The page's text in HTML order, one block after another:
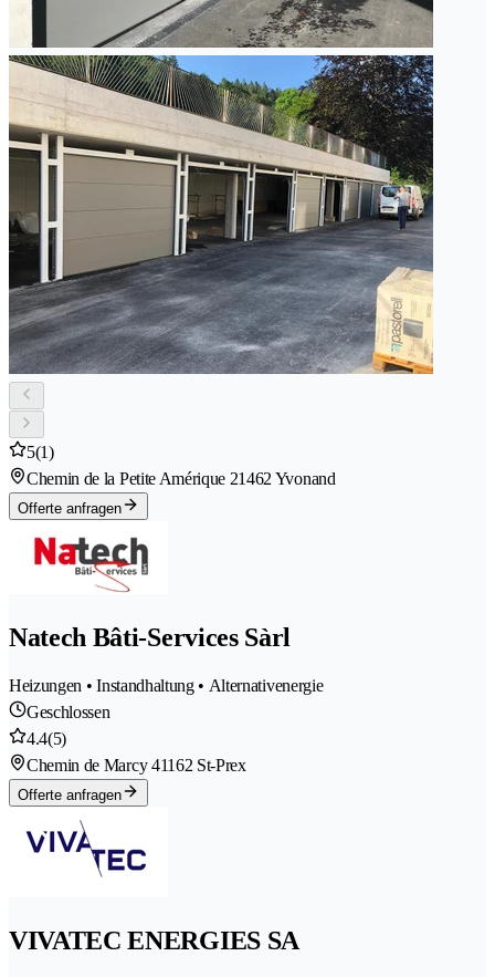
5(1)
Chemin de la Petite Amérique 21462 Yvonand
Offerte anfragen
Natech Bâti-Services Sàrl
Heizungen • Instandhaltung • Alternativenergie
Geschlossen
4.4(5)
Chemin de Marcy 41162 St-Prex
Offerte anfragen
VIVATEC ENERGIES SA